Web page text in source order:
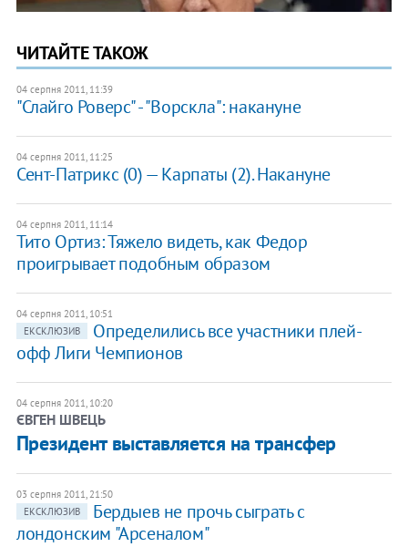
ЧИТАЙТЕ ТАКОЖ
04 серпня 2011, 11:39
"Слайго Роверс" - "Ворскла": накануне
04 серпня 2011, 11:25
Сент-Патрикс (0) — Карпаты (2). Накануне
04 серпня 2011, 11:14
Тито Ортиз: Тяжело видеть, как Федор
проигрывает подобным образом
04 серпня 2011, 10:51
ЕКСКЛЮЗИВ
Определились все участники плей-
офф Лиги Чемпионов
04 серпня 2011, 10:20
ЄВГЕН ШВЕЦЬ
Президент выставляется на трансфер
03 серпня 2011, 21:50
ЕКСКЛЮЗИВ
Бердыев не прочь сыграть с
лондонским "Арсеналом"